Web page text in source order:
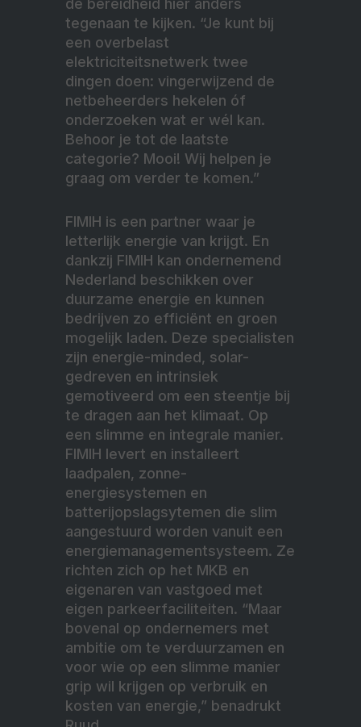
tegenaan te kijken. “Je kunt bij
een overbelast
elektriciteitsnetwerk twee
dingen doen: vingerwijzend de
netbeheerders hekelen óf
onderzoeken wat er wél kan.
Behoor je tot de laatste
categorie? Mooi! Wij helpen je
graag om verder te komen.”
FIMIH is een partner waar je
letterlijk energie van krijgt. En
dankzij FIMIH kan ondernemend
Nederland beschikken over
duurzame energie en kunnen
bedrijven zo efficiënt en groen
mogelijk laden. Deze specialisten
zijn energie-minded, solar-
gedreven en intrinsiek
gemotiveerd om een steentje bij
te dragen aan het klimaat. Op
een slimme en integrale manier.
FIMIH levert en installeert
laadpalen, zonne-
energiesystemen en
batterijopslagsytemen die slim
aangestuurd worden vanuit een
energiemanagementsysteem. Ze
richten zich op het MKB en
eigenaren van vastgoed met
eigen parkeerfaciliteiten. “Maar
bovenal op ondernemers met
ambitie om te verduurzamen en
voor wie op een slimme manier
grip wil krijgen op verbruik en
kosten van energie,” benadrukt